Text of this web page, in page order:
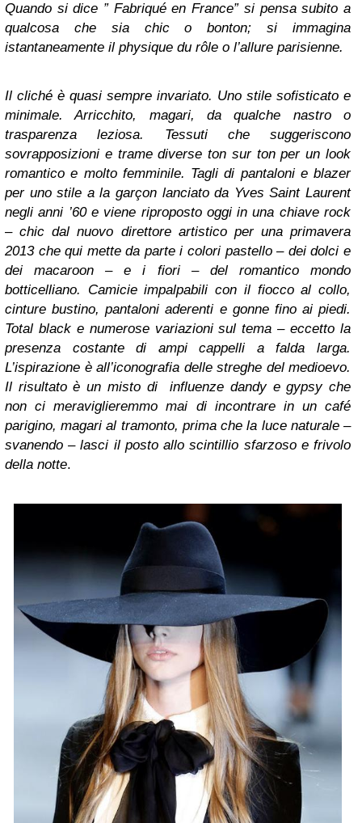
Quando si dice ” Fabriqué en France” si pensa subito a
qualcosa che sia chic o bonton; si immagina
istantaneamente il physique du rôle o l’allure parisienne.
Il cliché è quasi sempre invariato. Uno stile sofisticato e
minimale. Arricchito, magari, da qualche nastro o
trasparenza leziosa. Tessuti che suggeriscono
sovrapposizioni e trame diverse ton sur ton per un look
romantico e molto femminile. Tagli di pantaloni e blazer
per uno stile a la garçon lanciato da Yves Saint Laurent
negli anni ’60 e viene riproposto oggi in una chiave rock
– chic dal nuovo direttore artistico per una primavera
2013 che qui mette da parte i colori pastello – dei dolci e
dei macaroon – e i fiori – del romantico mondo
botticelliano. Camicie impalpabili con il fiocco al collo,
cinture bustino, pantaloni aderenti e gonne fino ai piedi.
Total black e numerose variazioni sul tema – eccetto la
presenza costante di ampi cappelli a falda larga.
L’ispirazione è all’iconografia delle streghe del medioevo.
Il risultato è un misto di influenze dandy e gypsy che
non ci meraviglieremmo mai di incontrare in un café
parigino, magari al tramonto, prima che la luce naturale –
svanendo – lasci il posto allo scintillio sfarzoso e frivolo
della notte.